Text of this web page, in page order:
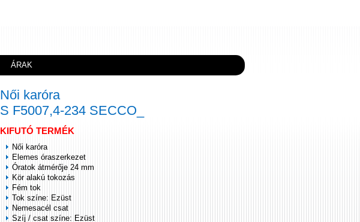
ÁRAK
Női karóra
S F5007,4-234 SECCO_
KIFUTÓ TERMÉK
Női karóra
Elemes óraszerkezet
Óratok átmérője 24 mm
Kör alakú tokozás
Fém tok
Tok színe: Ezüst
Nemesacél csat
Szíj / csat színe: Ezüst